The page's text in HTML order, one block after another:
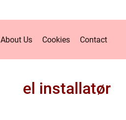
About Us Cookies Contact
el installatør